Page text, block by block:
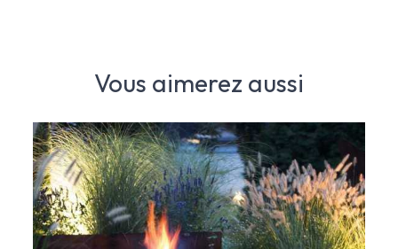
Vous aimerez aussi